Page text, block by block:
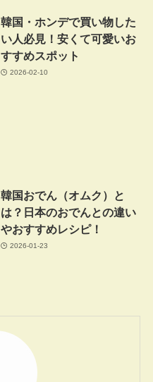
韓国・ホンデで買い物した
い人必見！安くて可愛いお
すすめスポット
2026-02-10
韓国おでん（オムク）と
は？日本のおでんとの違い
やおすすめレシピ！
2026-01-23